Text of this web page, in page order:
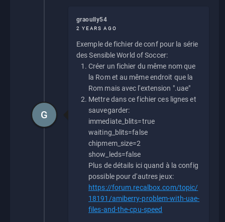
graoully54
2 YEARS AGO
Exemple de fichier de conf pour la série
des Sensible World of Soccer:
Créer un fichier du même nom que
la Rom et au même endroit que la
Rom mais avec l'extension ".uae"
Mettre dans ce fichier ces lignes et
sauvegarder:
immediate_blits=true
waiting_blits=false
chipmem_size=2
show_leds=false
Plus de détails ici quand à la config
possible pour d'autres jeux:
https://forum.recalbox.com/topic/
18191/amiberry-problem-with-uae-
files-and-the-cpu-speed
G